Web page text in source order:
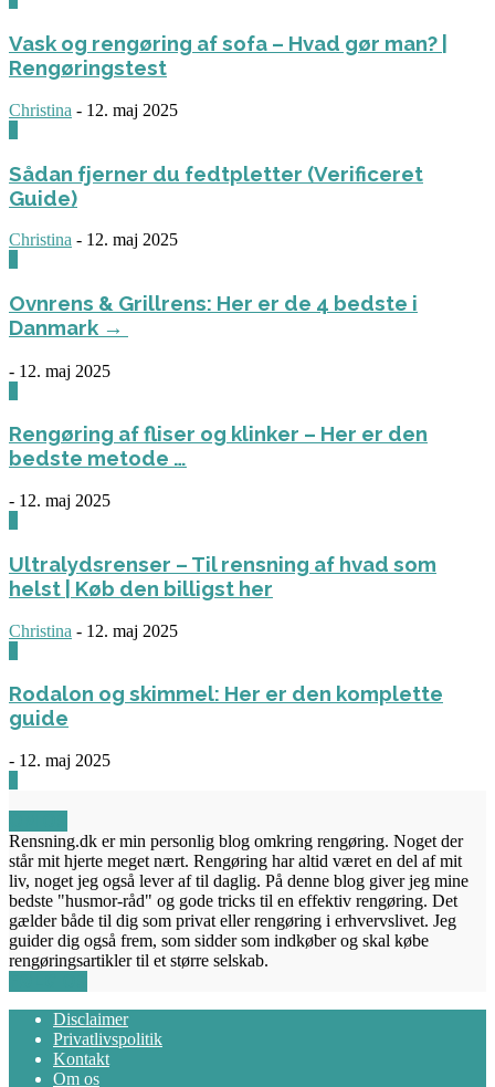
Vask og rengøring af sofa – Hvad gør man? |
Rengøringstest
Christina - 12. maj 2025
Sådan fjerner du fedtpletter (Verificeret
Guide)
Christina - 12. maj 2025
Ovnrens & Grillrens: Her er de 4 bedste i
Danmark →
- 12. maj 2025
Rengøring af fliser og klinker – Her er den
bedste metode …
- 12. maj 2025
Ultralydsrenser – Til rensning af hvad som
helst | Køb den billigst her
Christina - 12. maj 2025
Rodalon og skimmel: Her er den komplette
guide
- 12. maj 2025
Rensning.dk er min personlig blog omkring rengøring. Noget der
står mit hjerte meget nært. Rengøring har altid været en del af mit
liv, noget jeg også lever af til daglig. På denne blog giver jeg mine
bedste "husmor-råd" og gode tricks til en effektiv rengøring. Det
gælder både til dig som privat eller rengøring i erhvervslivet. Jeg
guider dig også frem, som sidder som indkøber og skal købe
rengøringsartikler til et større selskab.
Disclaimer
Privatlivspolitik
Kontakt
Om os